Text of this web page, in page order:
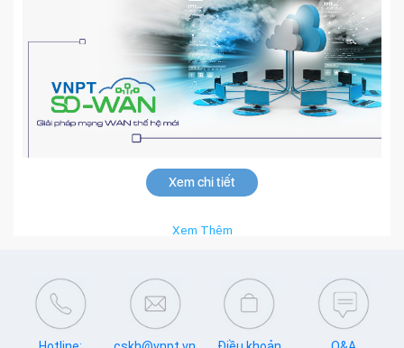
Xem chi tiết
Xem Thêm